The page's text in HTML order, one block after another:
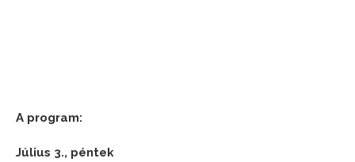
A program:
Július 3., péntek